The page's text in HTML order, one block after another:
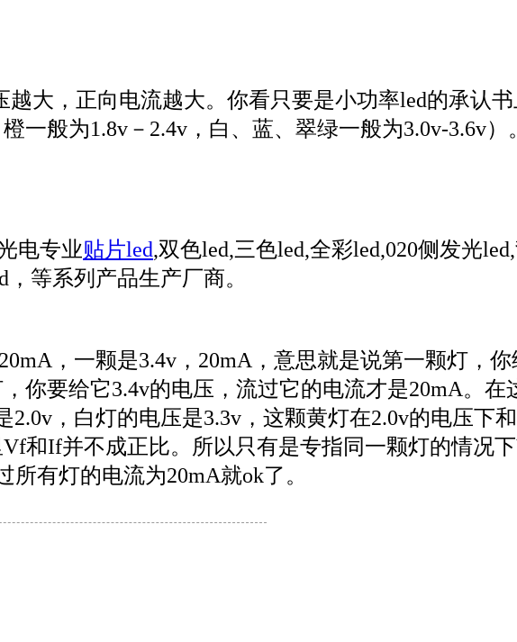
大，正向电流越大。你看只要是小功率led的承认
般为1.8v－2.4v，白、蓝、翠绿一般为3.0v-3.6v） 。
电专业贴片led,双色led,三色led,全彩led,020侧发光
等系列产品生产厂商。
，一颗是3.4v，20mA，意思就是说第一颗灯，
你要给它3.4v的电压，流过它的电流才是20mA。
，白灯的电压是3.3v，这颗黄灯在2.0v的电压下
和If并不成正比。所以只有是专指同一颗灯的情况
所有灯的电流为20mA就ok了。